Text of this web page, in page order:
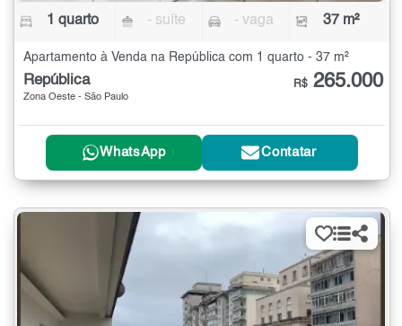
1 quarto - suíte - vaga 37 m²
Apartamento à Venda na República com 1 quarto - 37 m²
República
Zona Oeste - São Paulo
R$ 265.000
WhatsApp Contatar